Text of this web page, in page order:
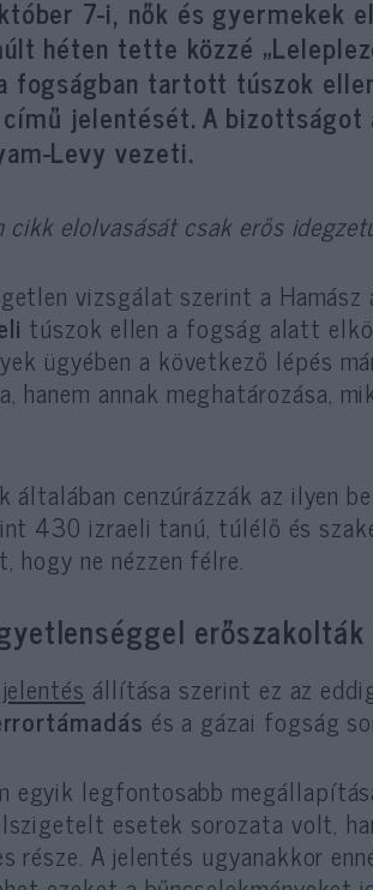
7-i, nők és gyermekek
héten tette közzé
fogságban tartott túszok
jelentését. A
Levy vezeti.
cikk elolvasását csak erős
vizsgálat szerint a
túszok ellen a fogság alatt
ügyében a következő lépés
hanem annak meghatározása,
általában cenzúrázzák az ilyen
430 izraeli tanú, túlélő és
hogy ne nézzen félre.
állítása szerint ez az
és a gázai fogság
egyik legfontosabb
esetek sorozata volt,
része. A jelentés ugyanakkor